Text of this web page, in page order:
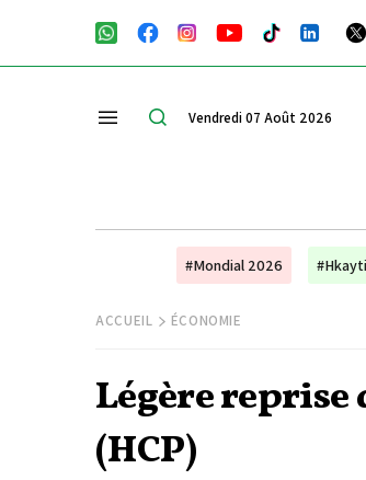
Vendredi 07 Août 2026
#Mondial 2026 #Hkayti
ACCUEIL ÉCONOMIE
Légère reprise
(HCP)